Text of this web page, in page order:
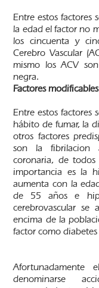
Entre estos factores
la edad el factor no
los cincuenta y
Cerebro Vascular
mismo los ACV
negra.
Factores modificables
Entre estos factores
hábito de fumar, la
otros factores
son la fibrilacion
coronaria, de
importancia es la
aumenta con la
de 55 años e
cerebrovascular
encima de la
factor como
Afortunadamente
denominarse